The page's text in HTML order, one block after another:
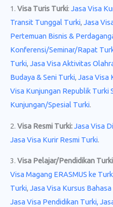
1. Visa Turis Turki: Jasa Visa
Transit Tunggal Turki, Jasa
Pertemuan Bisnis &
Konferensi/Seminar/Rapat
Turki, Jasa Visa Aktivitas
Budaya & Seni Turki, Jasa Visa
Visa Kunjungan Republik Turki
Kunjungan/Spesial Turki.
2. Visa Resmi Turki:Jasa Visa
Jasa Visa Kurir Resmi Turki.
3. Visa Pelajar/Pendidikan
Visa Magang ERASMUS ke
Turki, Jasa Visa Kursus
Jasa Visa Pendidikan Turki,